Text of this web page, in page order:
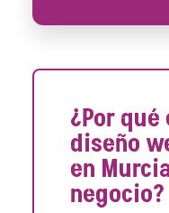
¿Por
diseño
en
negocio?